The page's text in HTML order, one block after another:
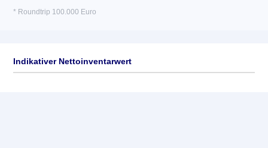
* Roundtrip 100.000 Euro
Indikativer Nettoinventarwert